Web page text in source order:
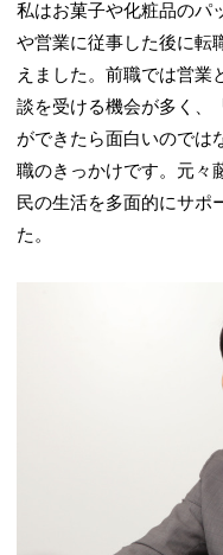
私はお菓子や化粧品のパ
や営業に従事した後に転
えました。前職では営業
談を受ける機会が多く、
ができたら面白いのでは
職のきっかけです。元々
民の生活を多面的にサポ
た。